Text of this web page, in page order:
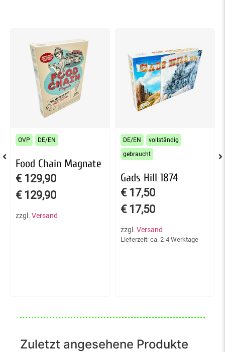
Food Chain Magnate
€ 129,90
€ 129,90
zzgl. Versand
OVP DE/EN
Gads Hill 1874
€ 17,50
€ 17,50
zzgl. Versand
Lieferzeit: ca. 2-4 Werktage
DE/EN
vollständig
gebraucht
Zuletzt angesehene Produkte